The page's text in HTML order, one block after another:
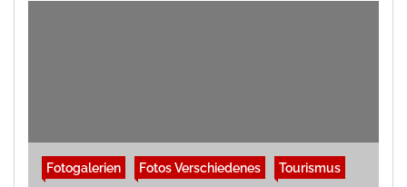
Fotogalerien Fotos Verschiedenes Tourismus